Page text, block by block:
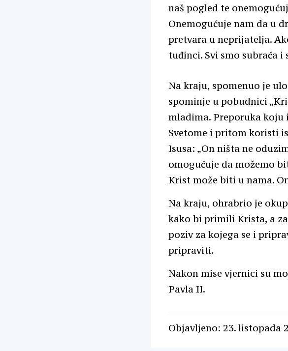
naš pogled te
Onemogućuje nam da u
pretvara u neprijatelja.
tuđinci. Svi smo subraća i
Na kraju, spomenuo je
spominje u pobudnici
mladima. Preporuka koju
Svetome i pritom koristi
Isusa: „On ništa ne
omogućuje da možemo
Krist može biti u nama.
Na kraju, ohrabrio je
kako bi primili Krista, a
poziv za kojega se i
pripraviti.
Nakon mise vjernici su
Pavla II.
Objavljeno: 23. listopada